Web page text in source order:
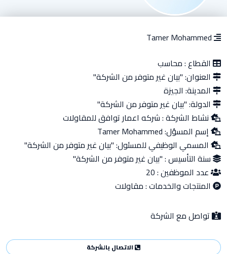
Tamer Mohammed
القطاع :محاسب
العنوان:"بيان غير متوفر من الشركة"
المدينة: الجيزة
الدولة:"بيان غير متوفر من الشركة"
نشاط الشركة :شركه اعمار توافق للمقاولات
إسم المسؤل:Tamer Mohammed
المسمي الوظيفي للمسئول:"بيان غير متوفر من الشركة"
سنة التأسيس :"بيان غير متوفر من الشركة"
عدد الموظفين :20
المنتجات والخدمات :مقاولات
تواصل مع الشركة
الاتصال بالشركة